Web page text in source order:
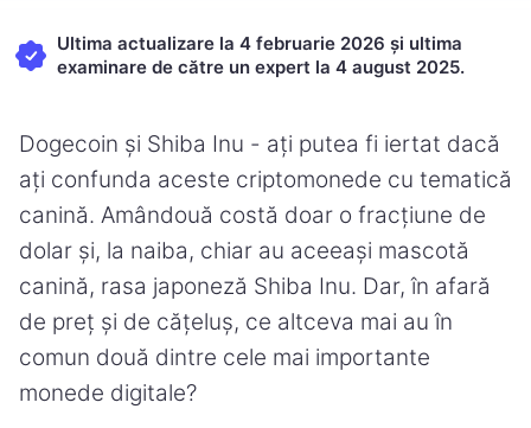
Ultima actualizare la 4 februarie 2026 și ultima
examinare de către un expert la 4 august 2025.
Dogecoin și Shiba Inu - ați putea fi iertat dacă
ați confunda aceste criptomonede cu tematică
canină. Amândouă costă doar o fracțiune de
dolar și, la naiba, chiar au aceeași mascotă
canină, rasa japoneză Shiba Inu. Dar, în afară
de preț și de cățeluș, ce altceva mai au în
comun două dintre cele mai importante
monede digitale?